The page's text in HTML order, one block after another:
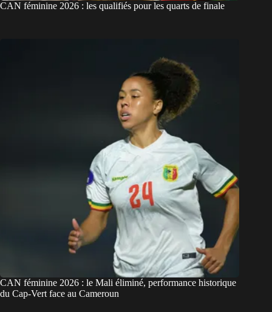
CAN féminine 2026 : les qualifiés pour les quarts de finale
CAN féminine 2026 : le Mali éliminé, performance historique
du Cap-Vert face au Cameroun